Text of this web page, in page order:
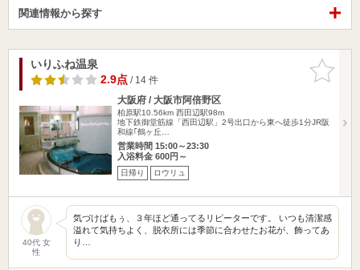
関連情報から探す
お気に入
りに追加
いりふね温泉
2.9点/ 14 件
大阪府 / 大阪市阿倍野区
柏原駅10.56km 西田辺駅98m
地下鉄御堂筋線「西田辺駅」2号出口から東へ徒歩1分JR阪
和線｢鶴ヶ丘…
営業時間 15:00～23:30
入浴料金 600円～
日帰り ロウリュ
40代 女
性
気づけばもぅ、３年ほど通ってるリピーターです。 いつも清潔感
溢れて気持ちよく、脱衣所には季節に合わせたお花が、飾ってあ
り…